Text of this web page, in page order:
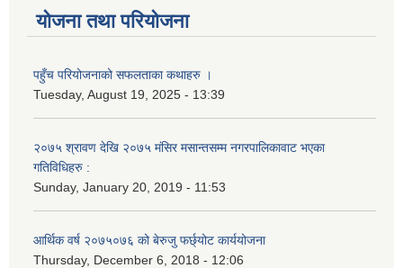
योजना तथा परियोजना
पहुँच परियोजनाको सफलताका कथाहरु ।
Tuesday, August 19, 2025 - 13:39
२०७५ श्रावण देखि २०७५ मंसिर मसान्तसम्म नगरपालिकावाट भएका
गतिविधिहरु :
Sunday, January 20, 2019 - 11:53
आर्थिक वर्ष २०७५०७६ को बेरुजु फर्छ्योट कार्ययोजना
Thursday, December 6, 2018 - 12:06